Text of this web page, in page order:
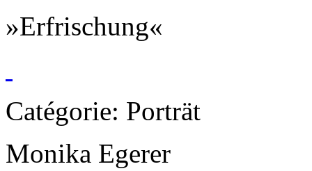
»Erfrischung«
Catégorie: Porträt
Monika Egerer